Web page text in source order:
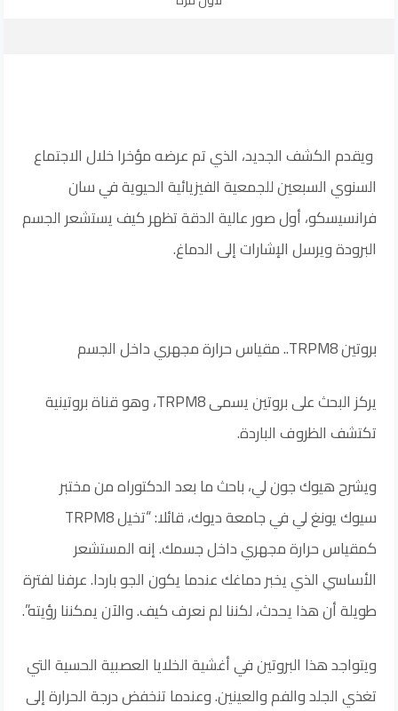
ويقدم الكشف الجديد، الذي تم عرضه مؤخرا خلال الاجتماع
السنوي السبعين للجمعية الفيزيائية الحيوية في سان
فرانسيسكو، أول صور عالية الدقة تظهر كيف يستشعر الجسم
البرودة ويرسل الإشارات إلى الدماغ.
بروتين TRPM8.. مقياس حرارة مجهري داخل الجسم
يركز البحث على بروتين يسمى TRPM8، وهو قناة بروتينية
تكتشف الظروف الباردة.
ويشرح هيوك جون لي، باحث ما بعد الدكتوراه من مختبر
سيوك يونغ لي في جامعة ديوك، قائلا: “تخيل TRPM8
كمقياس حرارة مجهري داخل جسمك. إنه المستشعر
الأساسي الذي يخبر دماغك عندما يكون الجو باردا. عرفنا لفترة
طويلة أن هذا يحدث، لكننا لم نعرف كيف. والآن يمكننا رؤيته”.
ويتواجد هذا البروتين في أغشية الخلايا العصبية الحسية التي
تغذي الجلد والفم والعينين. وعندما تنخفض درجة الحرارة إلى